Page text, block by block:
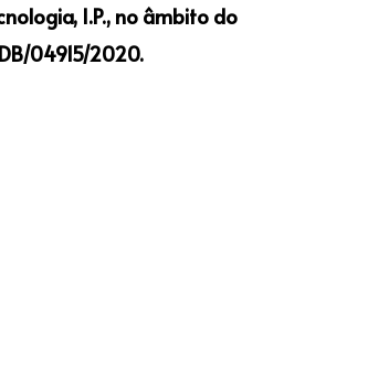
I.P., no âmbito do
04915/2020.